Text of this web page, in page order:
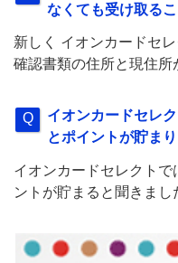
なくても受け取る
新しく イオンカードセ
確認書類の住所と現住所
イオンカードセレ
とポイントが貯ま
イオンカードセレクト
ントが貯まると聞きまし